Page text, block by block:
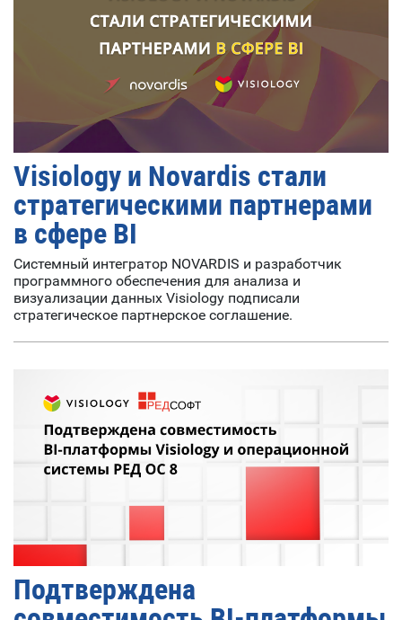
Visiology и Novardis стали
стратегическими партнерами
в сфере BI
Системный интегратор NOVARDIS и разработчик
программного обеспечения для анализа и
визуализации данных Visiology подписали
стратегическое партнерское соглашение.
Подтверждена